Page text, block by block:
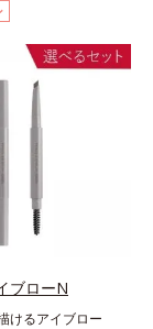
ブローN
けるアイブロー